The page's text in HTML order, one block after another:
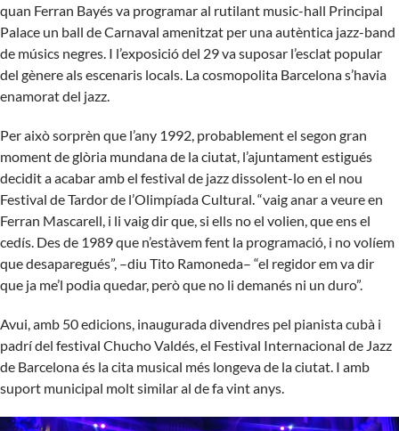
quan Ferran Bayés va programar al rutilant music-hall Principal
Palace un ball de Carnaval amenitzat per una autèntica jazz-band
de músics negres. I l’exposició del 29 va suposar l’esclat popular
del gènere als escenaris locals. La cosmopolita Barcelona s’havia
enamorat del jazz.
Per això sorprèn que l’any 1992, probablement el segon gran
moment de glòria mundana de la ciutat, l’ajuntament estigués
decidit a acabar amb el festival de jazz dissolent-lo en el nou
Festival de Tardor de l’Olimpíada Cultural. “vaig anar a veure en
Ferran Mascarell, i li vaig dir que, si ells no el volien, que ens el
cedís. Des de 1989 que n’estàvem fent la programació, i no volíem
que desaparegués”, –diu Tito Ramoneda– “el regidor em va dir
que ja me’l podia quedar, però que no li demanés ni un duro”.
Avui, amb 50 edicions, inaugurada divendres pel pianista cubà i
padrí del festival Chucho Valdés, el Festival Internacional de Jazz
de Barcelonaés la cita musical més longeva de la ciutat. I amb
suport municipal molt similar al de fa vint anys.